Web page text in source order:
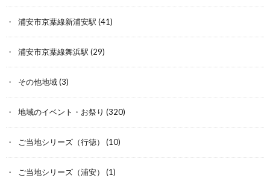
浦安市京葉線新浦安駅 (41)
浦安市京葉線舞浜駅 (29)
その他地域(3)
地域のイベント・お祭り (320)
ご当地シリーズ（行徳） (10)
ご当地シリーズ（浦安） (1)